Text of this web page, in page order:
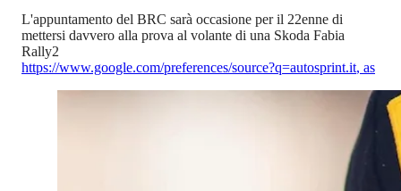
L'appuntamento del BRC sarà occasione per il 22enne di
mettersi davvero alla prova al volante di una Skoda Fabia
Rally2
https://www.google.com/preferences/source?q=autosprint.it, as